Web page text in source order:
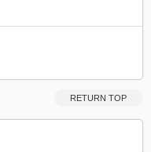
RETURN TOP